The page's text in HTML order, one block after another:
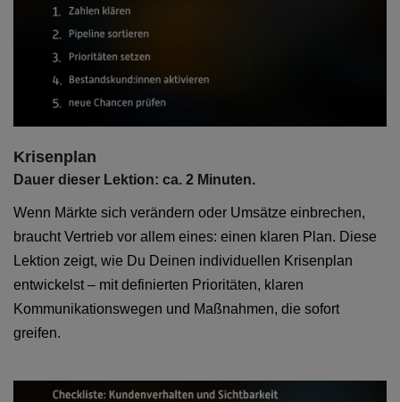
Krisenplan
Dauer dieser Lektion: ca. 2 Minuten.
Wenn Märkte sich verändern oder Umsätze einbrechen,
braucht Vertrieb vor allem eines: einen klaren Plan. Diese
Lektion zeigt, wie Du Deinen individuellen Krisenplan
entwickelst – mit definierten Prioritäten, klaren
Kommunikationswegen und Maßnahmen, die sofort
greifen.